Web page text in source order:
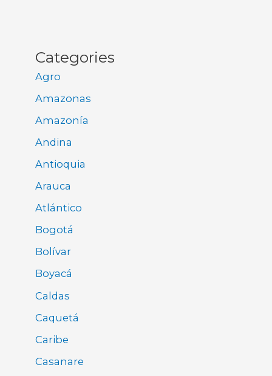
Categories
Agro
Amazonas
Amazonía
Andina
Antioquia
Arauca
Atlántico
Bogotá
Bolívar
Boyacá
Caldas
Caquetá
Caribe
Casanare